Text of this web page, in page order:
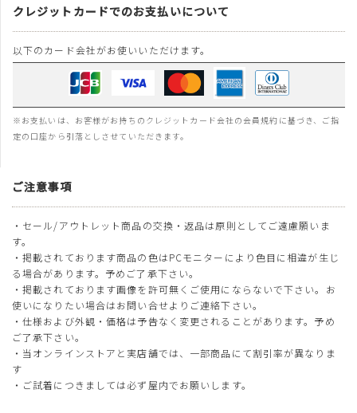
クレジットカードでのお支払いについて
以下のカード会社がお使いいただけます。
※お支払いは、お客様がお持ちのクレジットカード会社の会員規約に基づき、ご指
定の口座から引落としさせていただきます。
ご注意事項
・セール/アウトレット商品の交換・返品は原則としてご遠慮願いま
す。
・掲載されております商品の色はPCモニターにより色目に相違が生じ
る場合があります。予めご了承下さい。
・掲載されております画像を許可無くご使用にならないで下さい。お
使いになりたい場合はお問い合せよりご連絡下さい。
・仕様および外観・価格は予告なく変更されることがあります。予め
ご了承下さい。
・当オンラインストアと実店舗では、一部商品にて割引率が異なりま
す
・ご試着につきましては必ず屋内でお願いします。